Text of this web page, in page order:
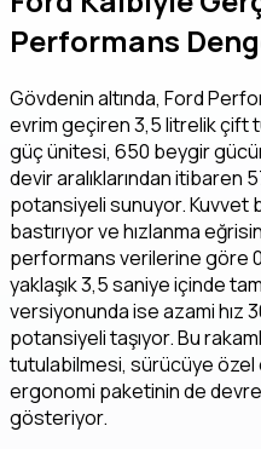
Performans
Gövdenin altında, Ford
evrim geçiren 3,5 litrelik çift
güç ünitesi, 650 beygir
devir aralıklarından itibaren
potansiyeli sunuyor. Kuvvet
bastırıyor ve hızlanma
performans verilerine göre
yaklaşık 3,5 saniye içinde
versiyonunda ise azami hız
potansiyeli taşıyor. Bu
tutulabilmesi, sürücüye
ergonomi paketinin de
gösteriyor.